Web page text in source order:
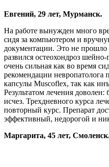
Евгений, 29 лет, Мурманск.
На работе вынужден много
сидя за компьютером и
документации. Это не прошло
развился остеохондроз
очень сильная как во время
рекомендации невропатолога
капсулы Muscoflex, так как
Результатом лечения
исчез. Трехдневного курса
повторный курс. Препарат
эффективный, недорогой и
Маргарита, 45 лет,